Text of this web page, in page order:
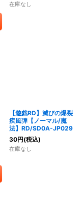
在庫なし
【遊戯RD】滅びの爆裂
疾風弾【ノーマル/魔
法】RD/SD0A-JP029
30円(税込)
在庫なし